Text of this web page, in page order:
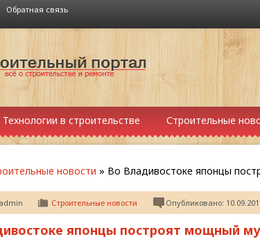
Обратная связь
Технологии в строительстве Строительные
новости » Во Владивостоке японцы
admin Строительные новости Опубликовано:
японцы построят мощный